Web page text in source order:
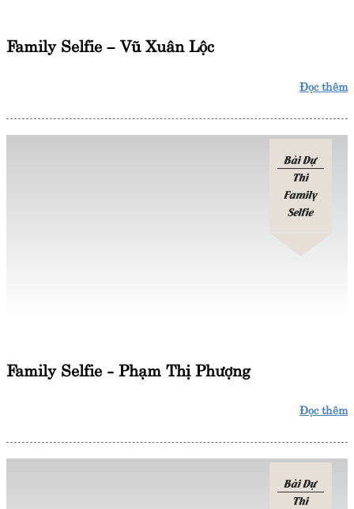
Family Selfie – Vũ Xuân Lộc
Đọc thêm
Bài Dự
Thi
Family
Selfie
Family Selfie - Phạm Thị Phượng
Đọc thêm
Bài Dự
Thi